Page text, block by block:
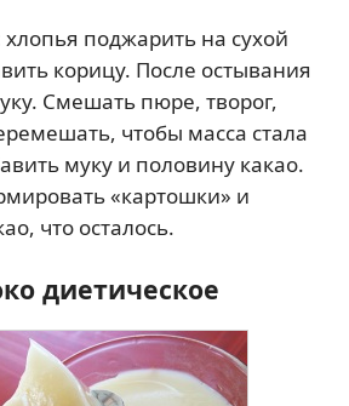
хлопья поджарить на сухой
корицу. После остывания
Смешать пюре, творог,
чтобы масса стала
муку и половину какао.
«картошки» и
что осталось.
диетическое